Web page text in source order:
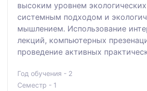
высоким уровнем
системным подходом и
мышлением. Использование
лекций, компьютерных
проведение активных
Год обучения - 2
Семестр - 1